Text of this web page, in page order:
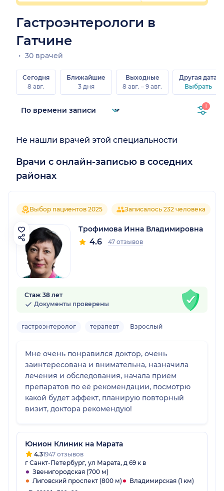
Гастроэнтерологи в
Гатчине
30 врачей
Сегодня
8 авг.
Ближайшие
3 дня
Выходные
8 авг. – 9 авг.
Другая дата
Выбрать
1
Не нашли врачей этой специальности
Врачи с онлайн-записью в соседних
районах
Выбор пациентов 2025 Записалось 232 человека
Трофимова Инна Владимировна
4.6 47 отзывов
Стаж 38 лет
Документы проверены
гастроэнтеролог терапевт Взрослый
Мне очень понравился доктор, очень
заинтересована и внимательна, назначила
лечения и обследования, начала прием
препаратов по её рекомендации, посмотрю
какой будет эффект, планирую повторный
визит, доктора рекомендую!
Юнион Клиник на Марата
4.31947 отзывов
г Санкт-Петербург, ул Марата, д 69 к в
Звенигородская (700 м)
Лиговский проспект (800 м)
Владимирская (1 км)